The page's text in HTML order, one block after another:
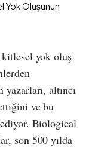
Yok Oluşunun
yok oluş
altıncı
ve bu
Biological
son 500 yılda